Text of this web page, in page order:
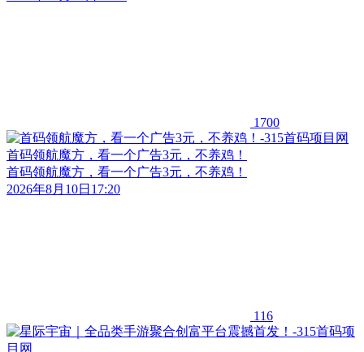
1700
首码领航魔方，看一个广告3元，不养鸡！
首码领航魔方，看一个广告3元，不养鸡！
2026年8月10日17:20
116